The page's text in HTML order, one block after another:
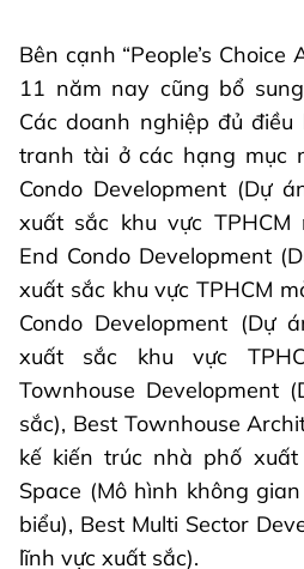
Bên cạnh “People’s
11 năm nay cũng bổ
Các doanh nghiệp đủ
tranh tài ở các hạng mục
Condo Development (Dự
xuất sắc khu vực TPHCM
End Condo Development
xuất sắc khu vực TPHCM
Condo Development (Dự
xuất sắc khu vực
Townhouse Development
sắc), Best Townhouse
kế kiến trúc nhà phố xuất
Space (Mô hình không
biểu), Best Multi Sector
lĩnh vực xuất sắc).